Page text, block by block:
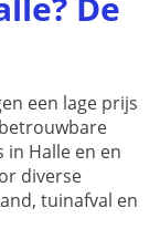
een lage prijs
Halle en en
diverse
tuinafval en